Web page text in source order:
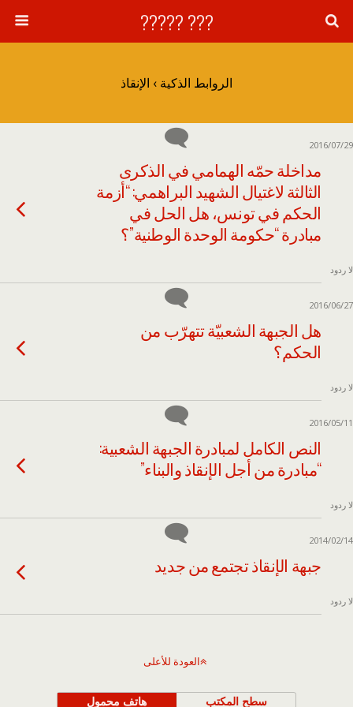
??? ?????
الروابط الذكية › الإنقاذ
2016/07/29
مداخلة حمّه الهمامي في الذكرى
الثالثة لاغتيال الشهيد البراهمي: “أزمة
الحكم في تونس، هل الحل في
مبادرة “حكومة الوحدة الوطنية”؟
لا ردود
2016/06/27
هل الجبهة الشعبيّة تتهرّب من
الحكم؟
لا ردود
2016/05/11
النص الكامل لمبادرة الجبهة الشعبية:
“مبادرة من أجل الإنقاذ والبناء”
لا ردود
2014/02/14
جبهة الإنقاذ تجتمع من جديد
لا ردود
العودة للأعلى
هاتف محمول سطح المكتب